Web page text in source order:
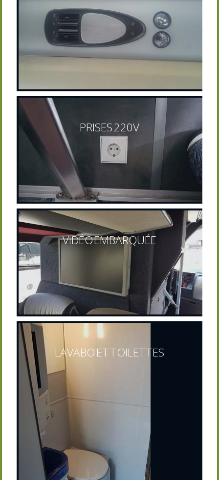
PRISES 220V
VIDÉO EMBARQUÉE
LAVABO ET TOILETTES